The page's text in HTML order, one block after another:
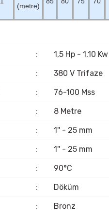
(metre)
: 1,5 Hp - 1,10 Kw
: 380 V Trifaze
: 76-100 Mss
: 8 Metre
: 1'' - 25 mm
: 1'' - 25 mm
: 90°C
: Döküm
: Bronz